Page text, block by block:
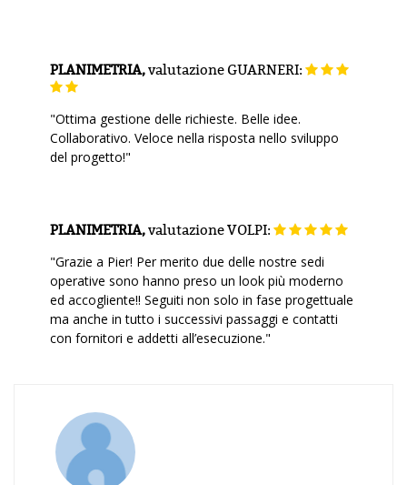
PLANIMETRIA,valutazioneGUARNERI:
"Ottima gestione delle richieste. Belle idee.
Collaborativo. Veloce nella risposta nello sviluppo
del progetto!"
PLANIMETRIA,valutazioneVOLPI:
"Grazie a Pier! Per merito due delle nostre sedi
operative sono hanno preso un look più moderno
ed accogliente!! Seguiti non solo in fase progettuale
ma anche in tutto i successivi passaggi e contatti
con fornitori e addetti all’esecuzione."